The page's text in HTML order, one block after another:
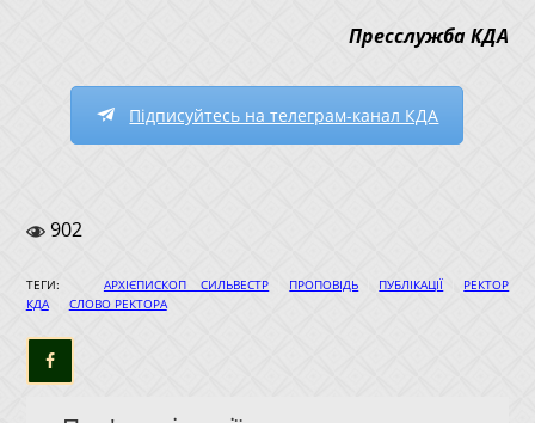
Пресслужба КДА
Підписуйтесь на телеграм-канал КДА
902
ТЕГИ: АРХІЄПИСКОП СИЛЬВЕСТР ПРОПОВІДЬ ПУБЛІКАЦІЇ
РЕКТОР
КДА
СЛОВО РЕКТОРА